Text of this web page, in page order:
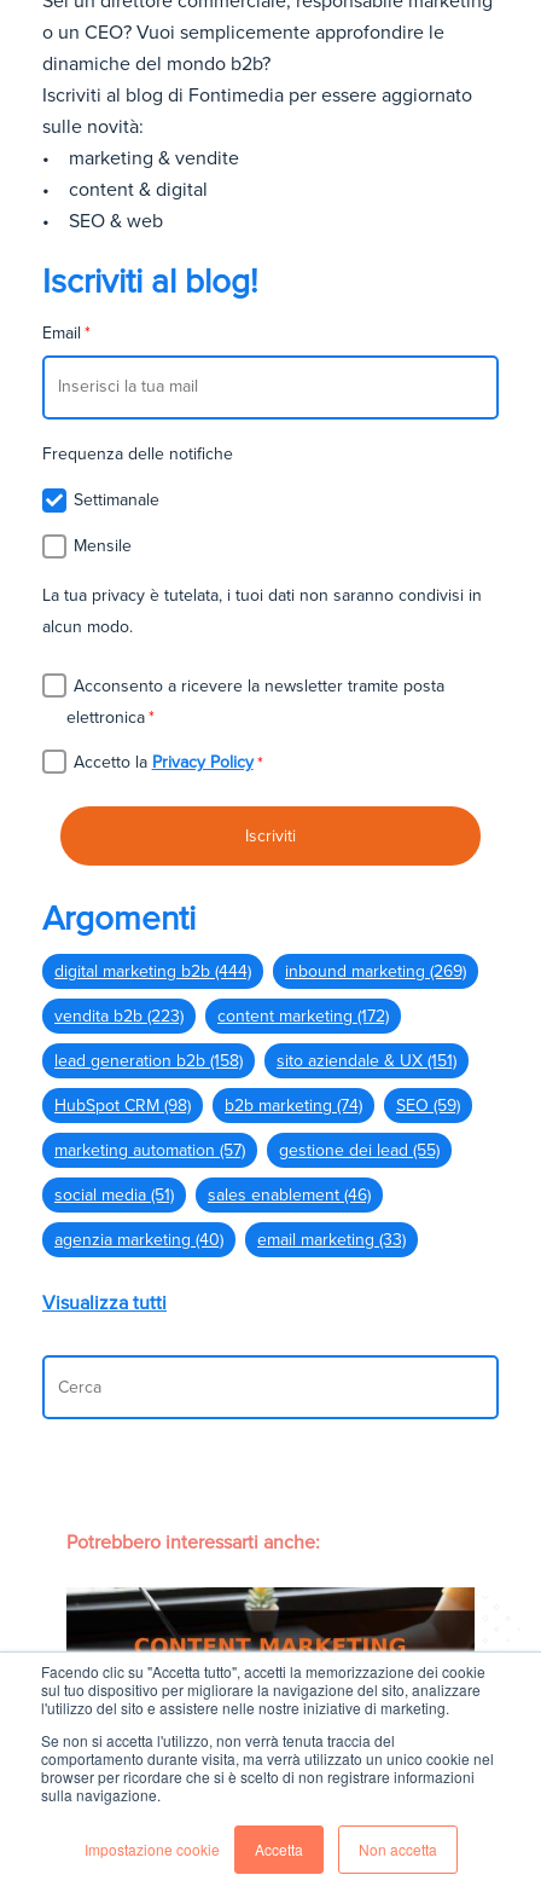
Facendo clic su "Accetta tutto", accetti la memorizzazione dei cookie
sul tuo dispositivo per migliorare la navigazione del sito, analizzare
l'utilizzo del sito e assistere nelle nostre iniziative di marketing.
Se non si accetta l'utilizzo, non verrà tenuta traccia del
comportamento durante visita, ma verrà utilizzato un unico cookie nel
browser per ricordare che si è scelto di non registrare informazioni
sulla navigazione.
Impostazione cookie Accetta Non accetta
o un CEO? Vuoi semplicemente approfondire le
dinamiche del mondo b2b?
Iscriviti al blog di Fontimedia per essere aggiornato
sulle novità:
• marketing & vendite
• content & digital
• SEO & web
Iscriviti al blog!
Email *
Frequenza delle notifiche
Settimanale
Mensile
La tua privacy è tutelata, i tuoi dati non saranno condivisi in
alcun modo.
Acconsento a ricevere la newsletter tramite posta
elettronica*
Accetto la Privacy Policy *
Argomenti
digital marketing b2b (444) inbound marketing (269)
vendita b2b (223) content marketing (172)
lead generation b2b (158) sito aziendale & UX (151)
HubSpot CRM (98) b2b marketing (74) SEO (59)
marketing automation (57) gestione dei lead (55)
social media (51) sales enablement (46)
agenzia marketing (40) email marketing (33)
Visualizza tutti
Potrebbero interessarti anche:
Content marketing B2B: come impostarlo in
modo efficace